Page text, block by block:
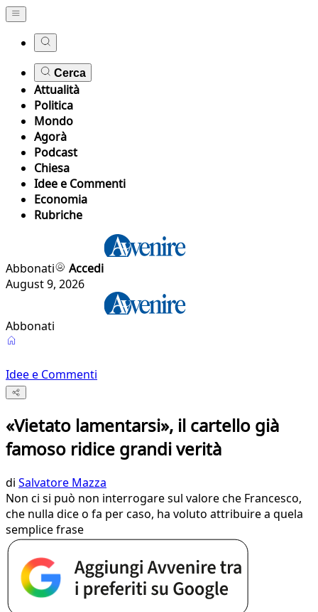
Cerca
Attualità
Politica
Mondo
Agorà
Podcast
Chiesa
Idee e Commenti
Economia
Rubriche
Abbonati
Accedi
August 9, 2026
Abbonati
Idee e Commenti
«Vietato lamentarsi», il cartello già
famoso ridice grandi verità
di Salvatore Mazza
Non ci si può non interrogare sul valore che Francesco,
che nulla dice o fa per caso, ha voluto attribuire a quela
semplice frase